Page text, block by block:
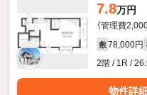
7.8万円
（管理費2,000
敷 78,000円
2階 / 1R /
物件詳